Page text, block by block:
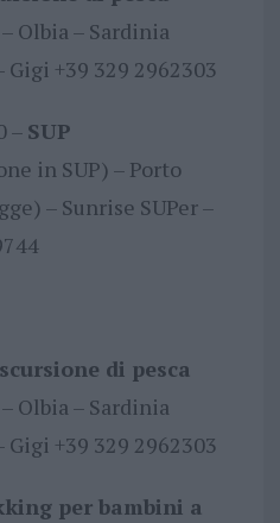
– Olbia – Sardinia
+39 329 2962303
– SUP
in SUP) – Porto
– Sunrise SUPer –
di pesca
– Olbia – Sardinia
+39 329 2962303
per bambini a